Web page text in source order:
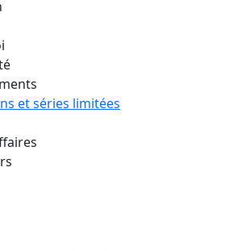
et séries limitées